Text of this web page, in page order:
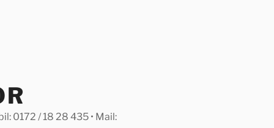
0172 / 18 28 435 • Mail: